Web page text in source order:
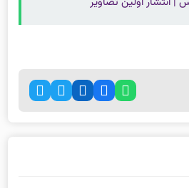
مجهز به هوش مصنوعی می‌توانند برای